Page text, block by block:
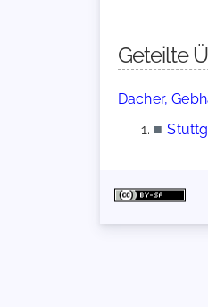
Geteilte
Dacher,
■